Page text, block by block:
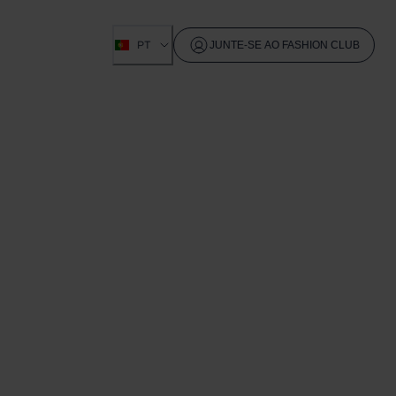
PT JUNTE-SE AO FASHION CLUB